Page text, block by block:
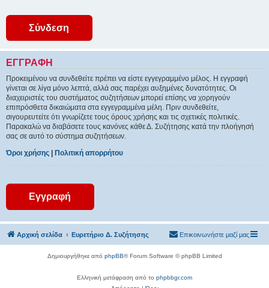
ΕΓΓΡΑΦΉ
Προκειμένου να συνδεθείτε πρέπει να είστε εγγεγραμμένο μέλος. Η εγγραφή
γίνεται σε λίγα μόνο λεπτά, αλλά σας παρέχει αυξημένες δυνατότητες. Οι
διαχειριστές του συστήματος συζητήσεων μπορεί επίσης να χορηγούν
επιπρόσθετα δικαιώματα στα εγγεγραμμένα μέλη. Πριν συνδεθείτε,
σιγουρευτείτε ότι γνωρίζετε τους όρους χρήσης και τις σχετικές πολιτικές.
Παρακαλώ να διαβάσετε τους κανόνες κάθε Δ. Συζήτησης κατά την πλοήγησή
σας σε αυτό το σύστημα συζητήσεων.
Όροι χρήσης
Πολιτική απορρήτου
Εγγραφή
Αρχική σελίδα Ευρετήριο Δ. Συζήτησης Επικοινωνήστε μαζί μας
Δημιουργήθηκε από phpBB® Forum Software © phpBB Limited
Ελληνική μετάφραση από το phpbbgr.com